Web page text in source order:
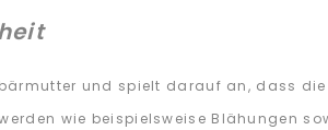
und spielt darauf an, dass
wie beispielsweise Blähungen